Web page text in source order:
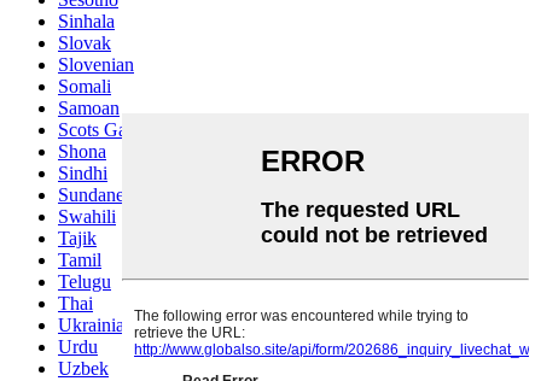
Sinhala
Slovak
Slovenian
Somali
Samoan
Scots Gaelic
Shona
Sindhi
Sundanese
Swahili
Tajik
Tamil
Telugu
Thai
Ukrainian
Urdu
Uzbek